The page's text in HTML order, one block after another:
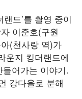
드’를 촬영 중이
이준호(구원
(천사랑 역)가
운지 킹더랜드에
어가는 이야기.
강다을로 분해